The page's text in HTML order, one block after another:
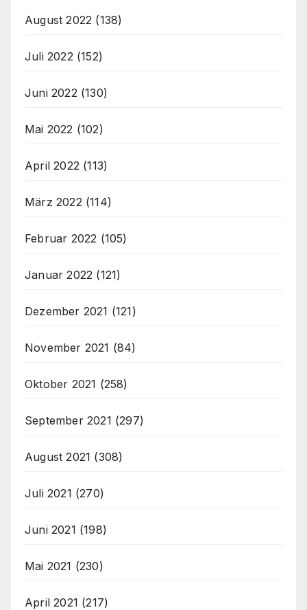
August 2022 (138)
Juli 2022 (152)
Juni 2022 (130)
Mai 2022 (102)
April 2022 (113)
März 2022 (114)
Februar 2022 (105)
Januar 2022 (121)
Dezember 2021 (121)
November 2021 (84)
Oktober 2021 (258)
September 2021 (297)
August 2021 (308)
Juli 2021 (270)
Juni 2021 (198)
Mai 2021 (230)
April 2021 (217)